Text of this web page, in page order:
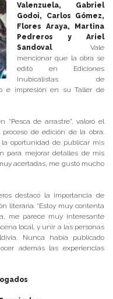
Valenzuela, Gabriel
Godoi, Carlos Gómez,
Flores Araya, Martina
Pedreros y Ariel
Sandoval. Vale
mencionar que la obra se
editó en Ediciones
Inubicalistas de
e impresión en su Taller de
“Pesca de arrastre”, valoró el
de edición de la obra.
oportunidad de publicar mis
para mejorar detalles de mis
acertadas, me gustó mucho
destacó la importancia de
literaria. “Estoy muy contenta
me parece muy interesante
local, y unir a las personas
Nunca había publicado
además las experiencias